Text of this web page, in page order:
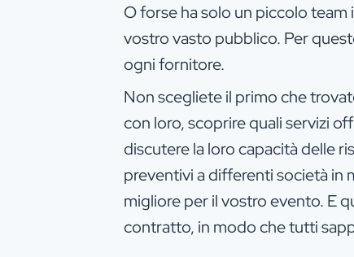
O forse ha solo un piccolo
vostro vasto pubblico. Per
ogni fornitore.
Non scegliete il primo che
con loro, scoprire quali servizi
discutere la loro capacità delle
preventivi a differenti società in
migliore per il vostro evento. E
contratto, in modo che tutti